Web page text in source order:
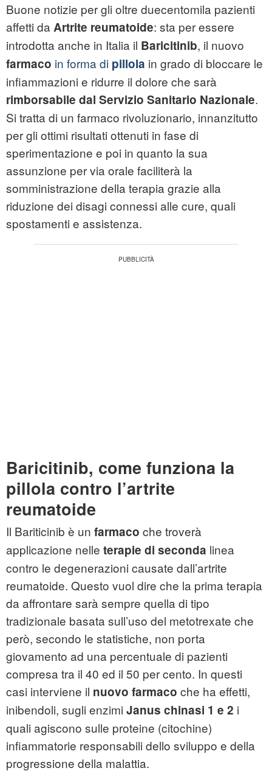
Buone notizie per gli oltre duecentomila pazienti
affetti da Artrite reumatoide: sta per essere
introdotta anche in Italia il Baricitinib, il nuovo
farmaco in forma di pillola in grado di bloccare le
infiammazioni e ridurre il dolore che sarà
rimborsabile dal Servizio Sanitario Nazionale.
Si tratta di un farmaco rivoluzionario, innanzitutto
per gli ottimi risultati ottenuti in fase di
sperimentazione e poi in quanto la sua
assunzione per via orale faciliterà la
somministrazione della terapia grazie alla
riduzione dei disagi connessi alle cure, quali
spostamenti e assistenza.
Baricitinib, come funziona la
pillola contro l’artrite
reumatoide
Il Bariticinib è un farmaco che troverà
applicazione nelle terapie di seconda linea
contro le degenerazioni causate dall’artrite
reumatoide. Questo vuol dire che la prima terapia
da affrontare sarà sempre quella di tipo
tradizionale basata sull’uso del metotrexate che
però, secondo le statistiche, non porta
giovamento ad una percentuale di pazienti
compresa tra il 40 ed il 50 per cento. In questi
casi interviene il nuovo farmaco che ha effetti,
inibendoli, sugli enzimi Janus chinasi 1 e 2 i
quali agiscono sulle proteine (citochine)
infiammatorie responsabili dello sviluppo e della
progressione della malattia.